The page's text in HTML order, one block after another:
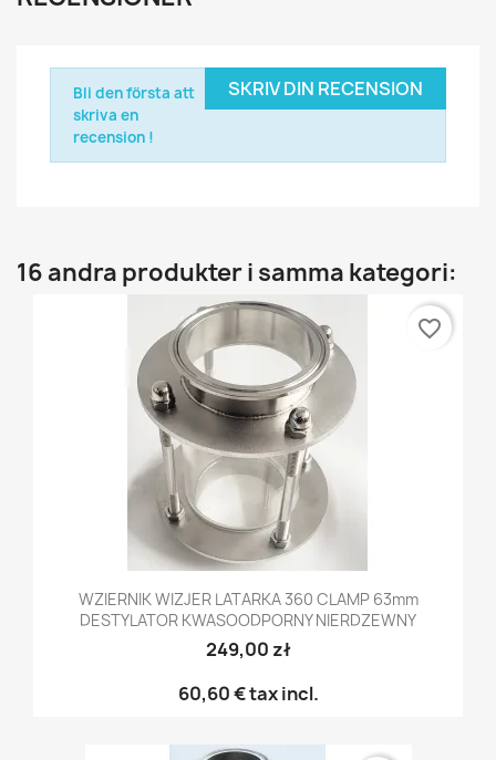
SKRIV DIN RECENSION
Bli den första att
skriva en
recension !
16 andra produkter i samma kategori:
WZIERNIK WIZJER LATARKA 360 CLAMP 63mm
DESTYLATOR KWASOODPORNY NIERDZEWNY
249,00 zł
60,60 €tax incl.
favorite_border